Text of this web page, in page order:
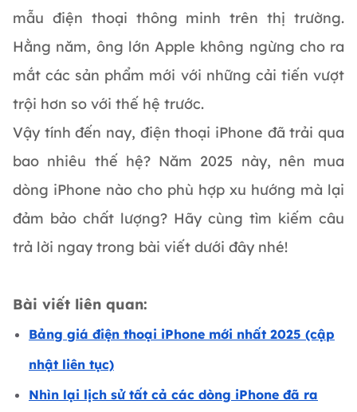
mẫu điện thoại thông minh trên thị trường.
Hằng năm, ông lớn Apple không ngừng cho ra
mắt các sản phẩm mới với những cải tiến vượt
trội hơn so với thế hệ trước.
Vậy tính đến nay, điện thoại iPhone đã trải qua
bao nhiêu thế hệ? Năm 2025 này, nên mua
dòng iPhone nào cho phù hợp xu hướng mà lại
đảm bảo chất lượng? Hãy cùng tìm kiếm câu
trả lời ngay trong bài viết dưới đây nhé!
Bài viết liên quan:
Bảng giá điện thoại iPhone mới nhất 2025 (cập
nhật liên tục)
Nhìn lại lịch sử tất cả các dòng iPhone đã ra